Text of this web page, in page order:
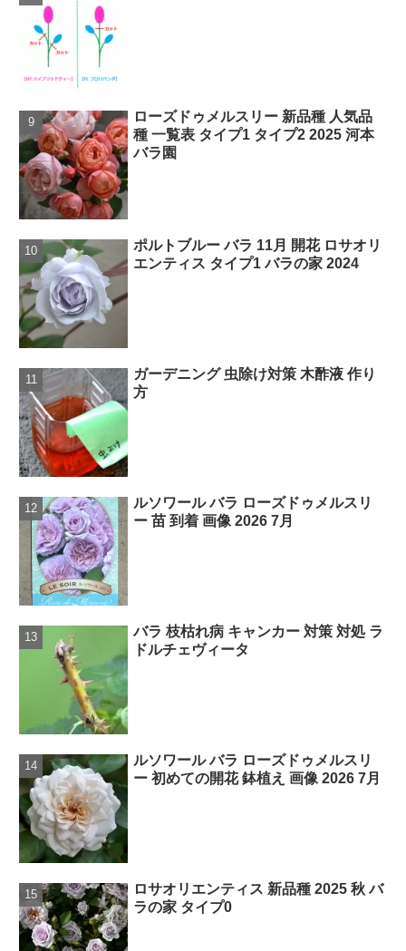
ローズドゥメルスリー 新品種 人気品
種 一覧表 タイプ1 タイプ2 2025 河本
バラ園
ポルトブルー バラ 11月 開花 ロサオリ
エンティス タイプ1 バラの家 2024
ガーデニング 虫除け対策 木酢液 作り
方
ルソワール バラ ローズドゥメルスリ
ー 苗 到着 画像 2026 7月
バラ 枝枯れ病 キャンカー 対策 対処 ラ
ドルチェヴィータ
ルソワール バラ ローズドゥメルスリ
ー 初めての開花 鉢植え 画像 2026 7月
ロサオリエンティス 新品種 2025 秋 バ
ラの家 タイプ0